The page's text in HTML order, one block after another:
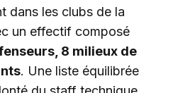
dans les clubs de la
un effectif composé
8 milieux de
. Une liste équilibrée